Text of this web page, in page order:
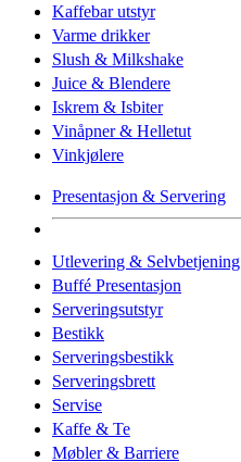
Kaffebar utstyr
Varme drikker
Slush & Milkshake
Juice & Blendere
Iskrem & Isbiter
Vinåpner & Helletut
Vinkjølere
Presentasjon & Servering
Utlevering & Selvbetjening
Buffé Presentasjon
Serveringsutstyr
Bestikk
Serveringsbestikk
Serveringsbrett
Servise
Kaffe & Te
Møbler & Barriere